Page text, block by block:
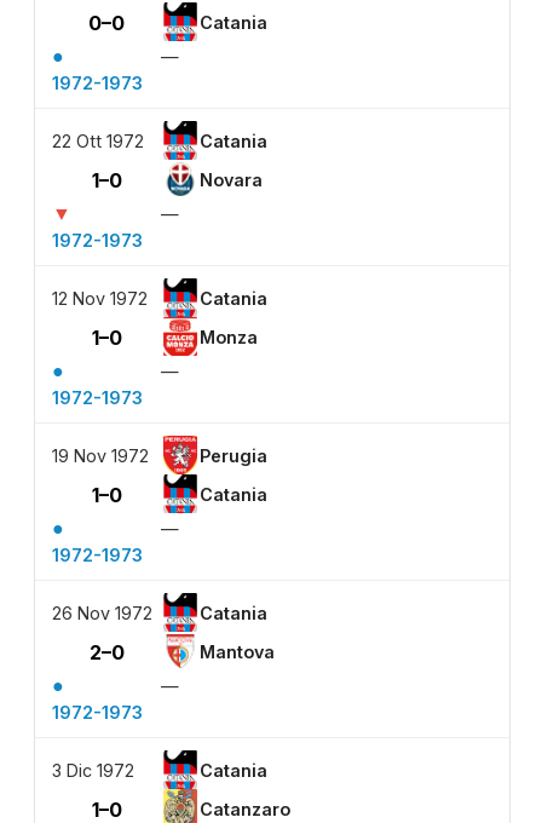
0–0 Catania
●
—
1972-1973
22 Ott 1972 Catania
1–0 Novara
▼
—
1972-1973
12 Nov 1972 Catania
1–0 Monza
●
—
1972-1973
19 Nov 1972 Perugia
1–0 Catania
●
—
1972-1973
26 Nov 1972 Catania
2–0 Mantova
●
—
1972-1973
3 Dic 1972 Catania
1–0 Catanzaro